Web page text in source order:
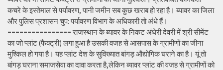
कचरे के इस्तेमाल से पर्यावरण, पानी जमीन सब कुछ खराब हो रहा है। ब्यावर का जिला
और पुलिस प्रशासन चुप: पर्यावरण विभाग के अधिकारी तो अंधे हैं।
================ राजस्थान के ब्यावर के निकट अंधेरी देवरी में श्री सीमेंट
का जो प्लांट (फैक्ट्री) लगा हुआ है उसकी वजह से आसपास के ग्रामीणों का जीना
मुश्किल हो गया है। यह प्लांट देश के सुविख्यात बांगड़ औद्योगिक घराने का है। यूं तो
बांगड़ घराना समाजसेवा का दावा करता है,लेकिन ब्यावर प्लांट की वजह से ग्रामीणों को